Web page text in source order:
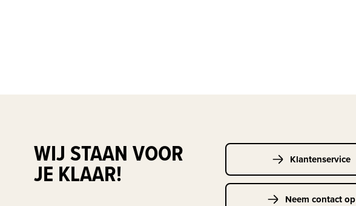
WIJ STAAN VOOR
JE KLAAR! Klantenservice
Neem contact op